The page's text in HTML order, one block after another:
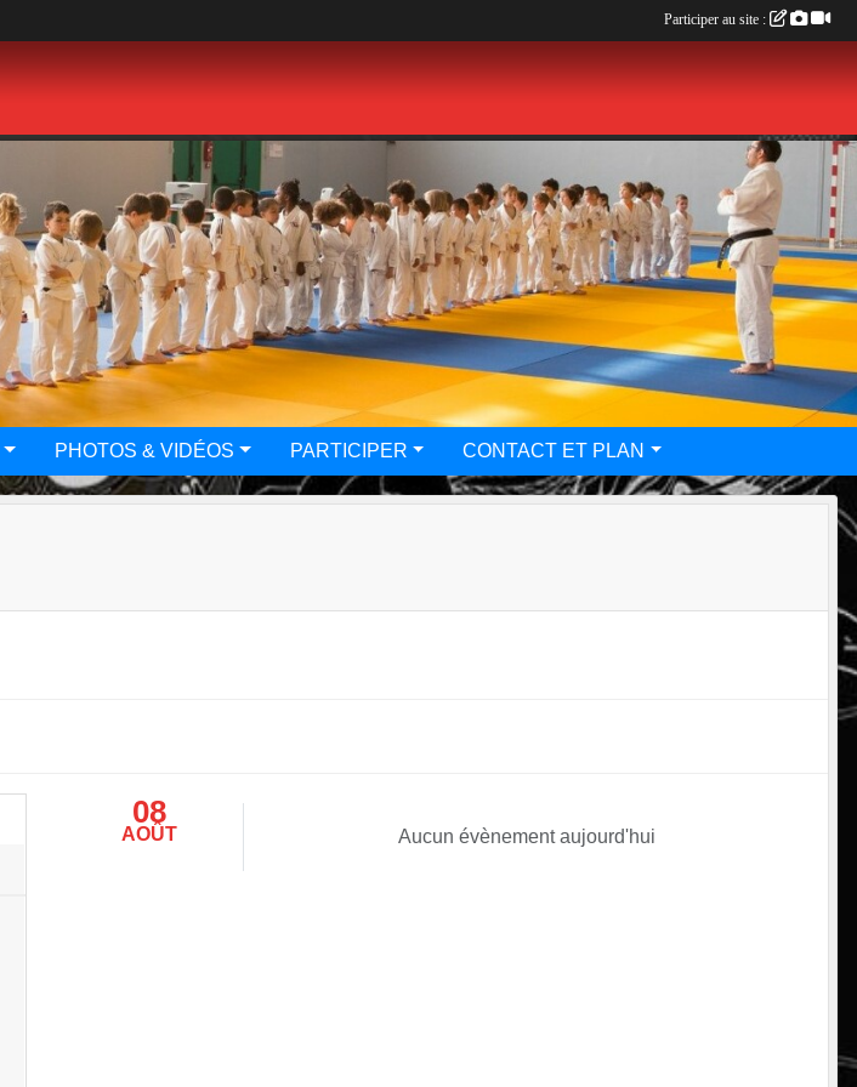
PHOTOS & VIDÉOS PARTICIPER CONTACT ET PLAN
08
AOÛT Aucun évènement aujourd'hui
Participer au site :